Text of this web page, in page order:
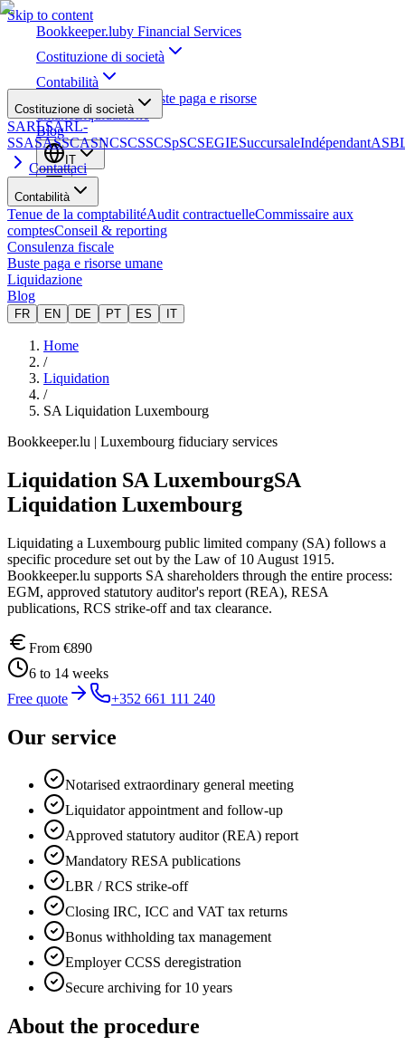
Skip to content
Bookkeeper.luby Financial Services
Costituzione di società
Contabilità
Consulenza fiscale Buste paga e risorse
umaneLiquidazione
Blog
IT
Costituzione di società
SARLSARL-
SSASASSCASNCSCSSCSpSCSEGIESuccursaleIndépendant
Contattaci
Contabilità
Tenue de la comptabilitéAudit contractuelleCommissaire aux
comptesConseil & reporting
Consulenza fiscale
Buste paga e risorse umane
Liquidazione
Blog
FR EN DE PT ES IT
Home
/
Liquidation
/
SA Liquidation Luxembourg
Bookkeeper.lu | Luxembourg fiduciary services
Liquidation SA LuxembourgSA
Liquidation Luxembourg
Liquidating a Luxembourg public limited company (SA) follows a
specific procedure set out by the Law of 10 August 1915.
Bookkeeper.lu supports SA shareholders through the entire process:
EGM, approved statutory auditor's report (REA), RESA
publications, RCS strike-off and tax clearance.
From €890
6 to 14 weeks
Free quote
+352 661 111 240
Our service
Notarised extraordinary general meeting
Liquidator appointment and follow-up
Approved statutory auditor (REA) report
Mandatory RESA publications
LBR / RCS strike-off
Closing IRC, ICC and VAT tax returns
Bonus withholding tax management
Employer CCSS deregistration
Secure archiving for 10 years
About the procedure